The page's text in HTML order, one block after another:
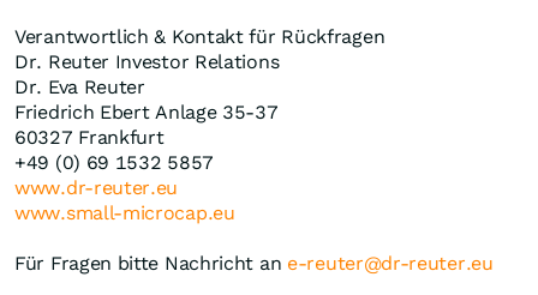
Verantwortlich & Kontakt für Rückfragen
Dr. Reuter Investor Relations
Dr. Eva Reuter
Friedrich Ebert Anlage 35-37
60327 Frankfurt
+49 (0) 69 1532 5857
www.dr-reuter.eu
www.small-microcap.eu
Für Fragen bitte Nachricht an e-reuter@dr-reuter.eu